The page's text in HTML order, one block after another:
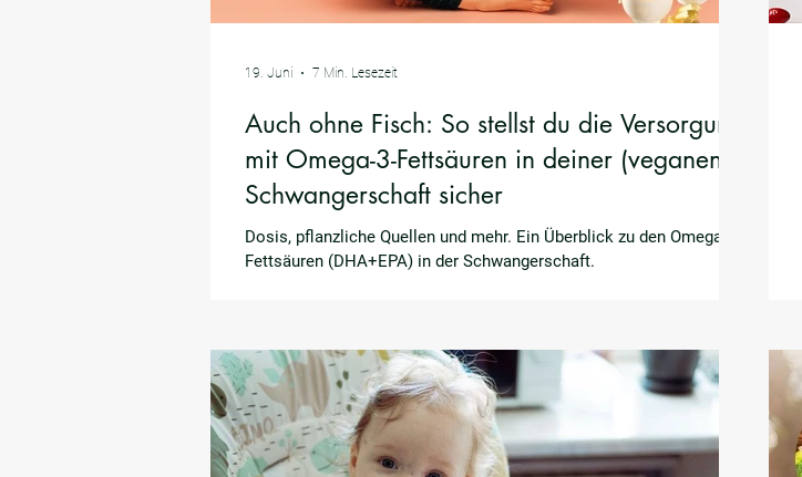
Auch ohne Fisch: So stellst du die Versorgung
mit Omega-3-Fettsäuren in deiner (veganen)
Schwangerschaft sicher
Dosis, pflanzliche Quellen und mehr. Ein Überblick zu den Omega-3-
Fettsäuren (DHA+EPA) in der Schwangerschaft.
19. Juni 7 Min. Lesezeit